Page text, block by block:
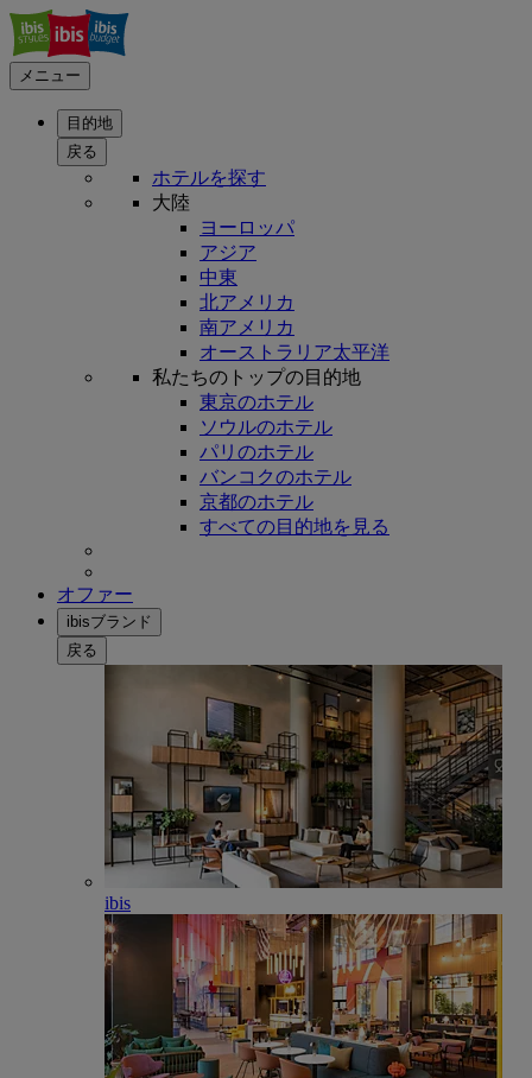
メニュー
目的地
戻る
ホテルを探す
大陸
ヨーロッパ
アジア
中東
北アメリカ
南アメリカ
オーストラリア太平洋
私たちのトップの目的地
東京のホテル
ソウルのホテル
パリのホテル
バンコクのホテル
京都のホテル
すべての目的地を見る
オファー
ibisブランド
戻る
ibis